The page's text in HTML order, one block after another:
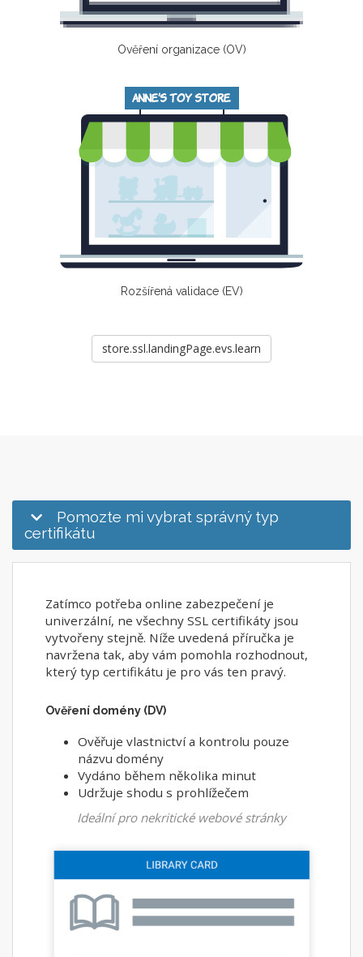
Ověření organizace (OV)
Rozšířená validace (EV)
store.ssl.landingPage.evs.learn
Pomozte mi vybrat správný typ
certifikátu
Zatímco potřeba online zabezpečení je
univerzální, ne všechny SSL certifikáty jsou
vytvořeny stejně. Níže uvedená příručka je
navržena tak, aby vám pomohla rozhodnout,
který typ certifikátu je pro vás ten pravý.
Ověření domény (DV)
Ověřuje vlastnictví a kontrolu pouze
názvu domény
Vydáno během několika minut
Udržuje shodu s prohlížečem
Ideální pro nekritické webové stránky